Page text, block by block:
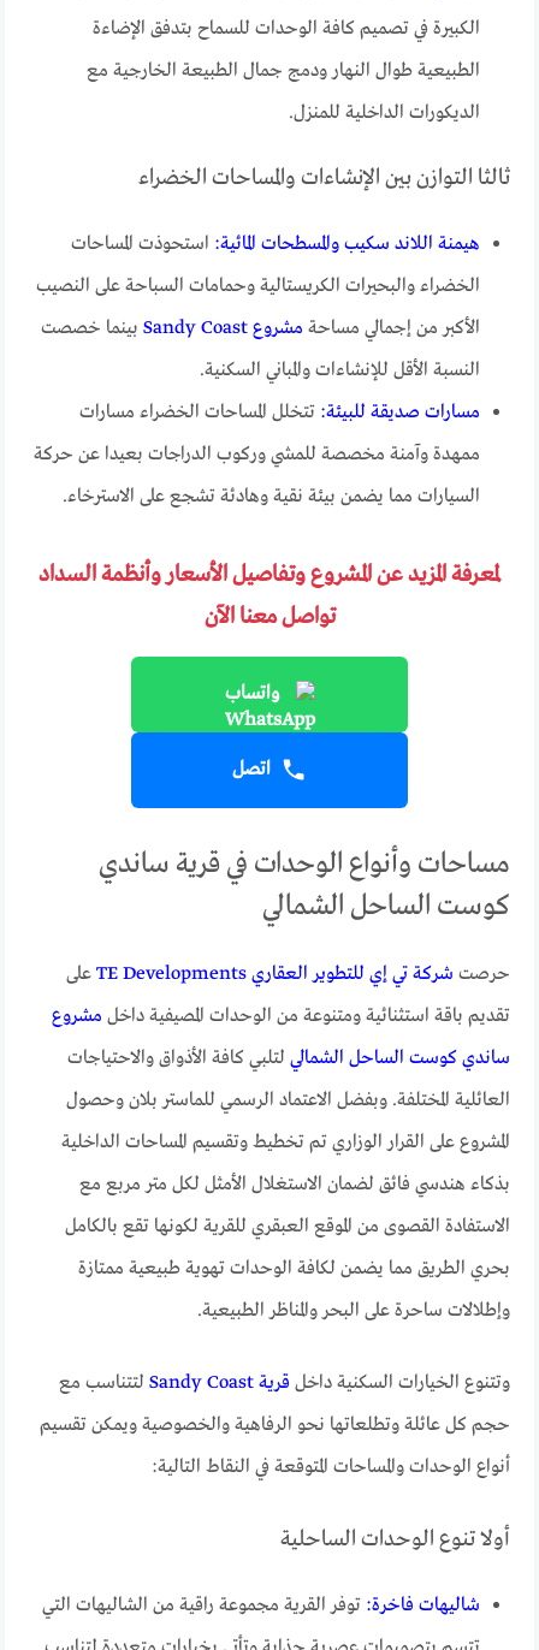
الكبيرة في تصميم كافة الوحدات للسماح بتدفق الإضاءة
الطبيعية طوال النهار ودمج جمال الطبيعة الخارجية مع
الديكورات الداخلية للمنزل.
ثالثا التوازن بين الإنشاءات والمساحات الخضراء
هيمنة اللاند سكيب والمسطحات المائية: استحوذت المساحات
الخضراء والبحيرات الكريستالية وحمامات السباحة على النصيب
الأكبر من إجمالي مساحة مشروع Sandy Coast
بينما خصصت
النسبة الأقل للإنشاءات والمباني السكنية.
مسارات صديقة للبيئة: تتخلل المساحات الخضراء مسارات
ممهدة وآمنة مخصصة للمشي وركوب الدراجات بعيدا عن حركة
السيارات مما يضمن بيئة نقية وهادئة تشجع على الاسترخاء.
لمعرفة المزيد عن المشروع وتفاصيل الأسعار وأنظمة السداد
تواصل معنا الآن
واتساب
اتصل
مساحات وأنواع الوحدات في قرية ساندي
كوست الساحل الشمالي
حرصت شركة تي إي للتطوير العقاري TE Developments
على
تقديم باقة استثنائية ومتنوعة من الوحدات المصيفية داخل مشروع
ساندي كوست الساحل الشمالي لتلبي كافة الأذواق والاحتياجات
العائلية المختلفة. وبفضل الاعتماد الرسمي للماستر بلان وحصول
المشروع على القرار الوزاري تم تخطيط وتقسيم المساحات الداخلية
بذكاء هندسي فائق لضمان الاستغلال الأمثل لكل متر مربع مع
الاستفادة القصوى من الموقع العبقري للقرية لكونها تقع بالكامل
بحري الطريق مما يضمن لكافة الوحدات تهوية طبيعية ممتازة
وإطلالات ساحرة على البحر والمناظر الطبيعية.
وتتنوع الخيارات السكنية داخل قرية Sandy Coast
لتتناسب مع
حجم كل عائلة وتطلعاتها نحو الرفاهية والخصوصية ويمكن تقسيم
أنواع الوحدات والمساحات المتوقعة في النقاط التالية:
أولا تنوع الوحدات الساحلية
شاليهات فاخرة: توفر القرية مجموعة راقية من الشاليهات التي